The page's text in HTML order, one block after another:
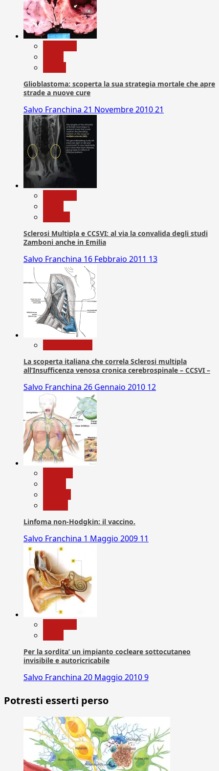
Glioblastoma: scoperta la sua strategia mortale che apre
strade a nuove cure
Salvo Franchina 21 Novembre 201021
Sclerosi Multipla e CCSVI: al via la convalida degli studi
Zamboni anche in Emilia
Salvo Franchina 16 Febbraio 2011 13
La scoperta italiana che correla Sclerosi multipla
all’Insufficenza venosa cronica cerebrospinale – CCSVI –
Salvo Franchina 26 Gennaio 2010 12
Linfoma non-Hodgkin: il vaccino.
Salvo Franchina 1 Maggio 2009 11
Per la sordita’ un impianto cocleare sottocutaneo
invisibile e autoricricabile
Salvo Franchina 20 Maggio 20109
Potresti esserti perso